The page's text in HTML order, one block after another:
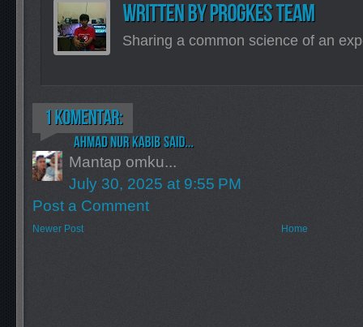
Sharing a common science of an
Mantap omku...
July 30, 2025 at 9:55 PM
Post a Comment
Newer Post Home